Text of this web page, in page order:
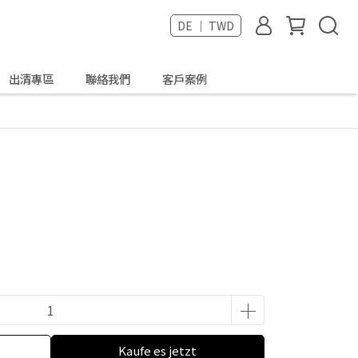
DE ｜ TWD
出清專區 聯絡我們 客戶案例
Kaufe es jetzt